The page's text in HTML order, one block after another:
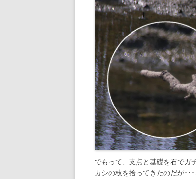
でもって、支点と基礎を石でガ
カシの枝を拾ってきたのだが･･